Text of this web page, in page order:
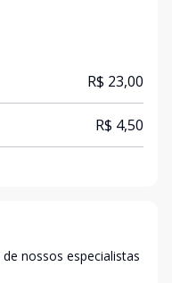
R$ 23,00
R$ 4,50
nossos especialistas